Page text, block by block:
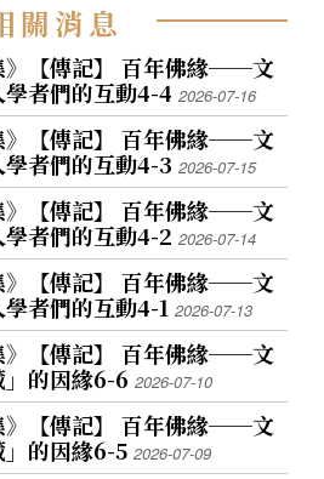
關消息
》【傳記】 百年佛緣──文
學者們的互動4-42026-07-16
》【傳記】 百年佛緣──文
學者們的互動4-32026-07-15
》【傳記】 百年佛緣──文
學者們的互動4-22026-07-14
》【傳記】 百年佛緣──文
學者們的互動4-12026-07-13
》【傳記】 百年佛緣──文
」的因緣6-62026-07-10
》【傳記】 百年佛緣──文
」的因緣6-52026-07-09